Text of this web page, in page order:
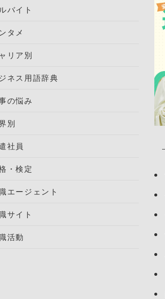
バイト
タメ
リア別
ネス用語辞典
の悩み
別
社員
・検定
エージェント
サイト
活動